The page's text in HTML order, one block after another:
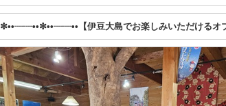
✼••┈┈••✼••┈┈••【伊豆大島でお楽しみいただける